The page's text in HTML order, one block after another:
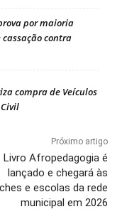
por maioria
contra
compra de Veículos
Próximo artigo
Livro Afropedagogia é
lançado e chegará às
e escolas da rede
municipal em 2026